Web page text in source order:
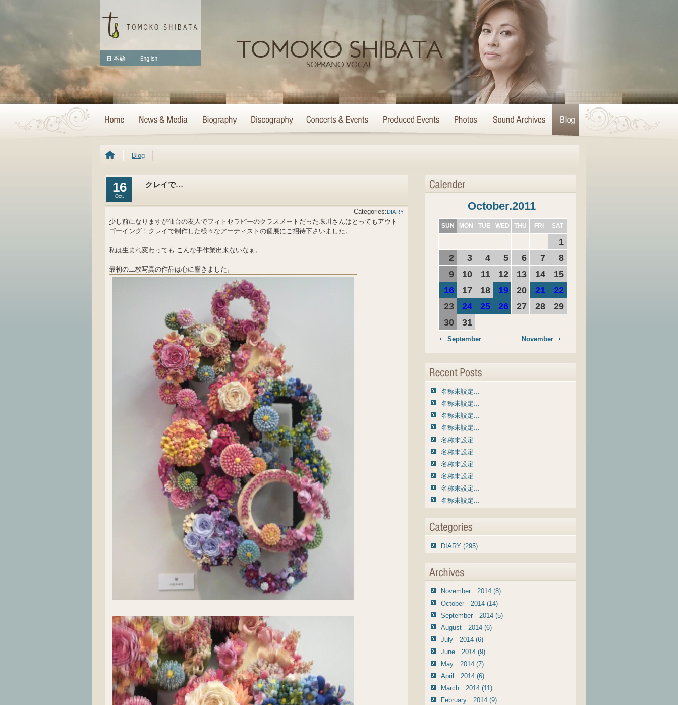
Blog
16
Oct.
クレイで…
Categories:DIARY
少し前になりますが仙台の友人でフィトセラピーのクラスメートだった珠川さんはとってもアウト
ゴーイング！クレイで制作した様々なアーティストの個展にご招待下さいました。
私は生まれ変わっても こんな手作業出来ないなぁ。
最初の二枚写真の作品は心に響きました。
October.2011
SUN MON TUE WED THU FRI SAT
1
2
3 4 5 6 7
8
9
10 11 12 13 14
15
16
17 18 19 20 21
22
23
24 25 26 27 28
29
30
31
September November
名称未設定...
名称未設定...
名称未設定...
名称未設定...
名称未設定...
名称未設定...
名称未設定...
名称未設定...
名称未設定...
名称未設定...
DIARY (295)
November 2014 (8)
October 2014 (14)
September 2014 (5)
August 2014 (6)
July 2014 (6)
June 2014 (9)
May 2014 (7)
April 2014 (6)
March 2014 (11)
February 2014 (9)